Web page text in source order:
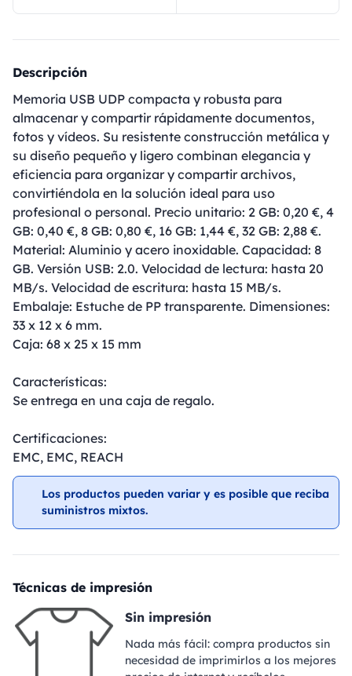
Descripción
Memoria USB UDP compacta y robusta para
almacenar y compartir rápidamente documentos,
fotos y vídeos. Su resistente construcción metálica y
su diseño pequeño y ligero combinan elegancia y
eficiencia para organizar y compartir archivos,
convirtiéndola en la solución ideal para uso
profesional o personal. Precio unitario: 2 GB: 0,20 €, 4
GB: 0,40 €, 8 GB: 0,80 €, 16 GB: 1,44 €, 32 GB: 2,88 €.
Material: Aluminio y acero inoxidable. Capacidad: 8
GB. Versión USB: 2.0. Velocidad de lectura: hasta 20
MB/s. Velocidad de escritura: hasta 15 MB/s.
Embalaje: Estuche de PP transparente. Dimensiones:
33 x 12 x 6 mm.
Caja: 68 x 25 x 15 mm
Características:
Se entrega en una caja de regalo.
Certificaciones:
EMC, EMC, REACH
Los productos pueden variar y es posible que reciba
suministros mixtos.
Técnicas de impresión
Sin impresión
Nada más fácil: compra productos sin
necesidad de imprimirlos a los mejores